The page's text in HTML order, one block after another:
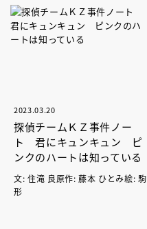
2023.03.20
探偵チームＫＺ事件ノー
ト 君にキュンキュン ピ
ンクのハートは知っている
文: 住滝 良原作: 藤本 ひとみ絵: 駒
形